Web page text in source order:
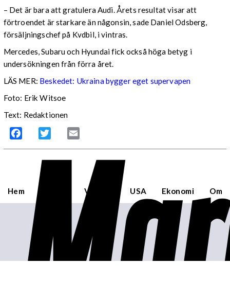
– Det är bara att gratulera Audi. Årets resultat visar att
förtroendet är starkare än någonsin, sade Daniel Odsberg,
försäljningschef på Kvdbil, i vintras.
Mercedes, Subaru och Hyundai fick också höga betyg i
undersökningen från förra året.
LÄS MER: Beskedet: Ukraina bygger eget supervapen
Foto: Erik Witsoe
Text: Redaktionen
Facebook Twitter
Hem Världen USA Ekonomi Om